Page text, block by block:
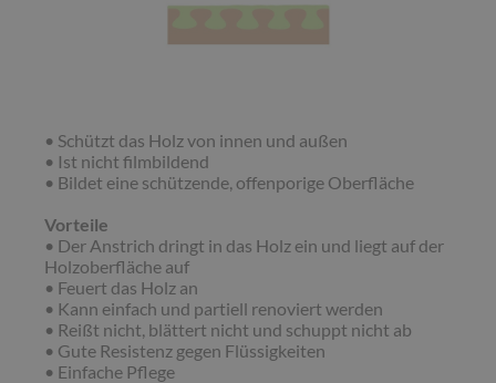
• Schützt das Holz von innen und außen
• Ist nicht filmbildend
• Bildet eine schützende, offenporige Oberfläche
Vorteile
• Der Anstrich dringt in das Holz ein und liegt auf der
Holzoberfläche auf
• Feuert das Holz an
• Kann einfach und partiell renoviert werden
• Reißt nicht, blättert nicht und schuppt nicht ab
• Gute Resistenz gegen Flüssigkeiten
• Einfache Pflege